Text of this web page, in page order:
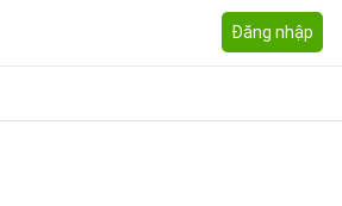
Đăng nhập